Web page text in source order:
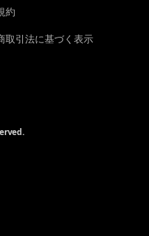
約
取引法に基づく表示